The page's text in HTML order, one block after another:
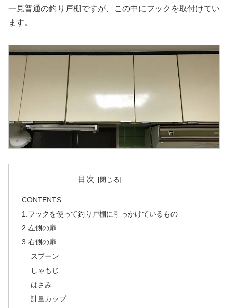
一見普通の釣り戸棚ですが、この中にフックを取付けてい
ます。
目次
CONTENTS
1.フックを使って釣り戸棚に引っかけているもの
2.左側の扉
3.右側の扉
スプーン
しゃもじ
はさみ
計量カップ